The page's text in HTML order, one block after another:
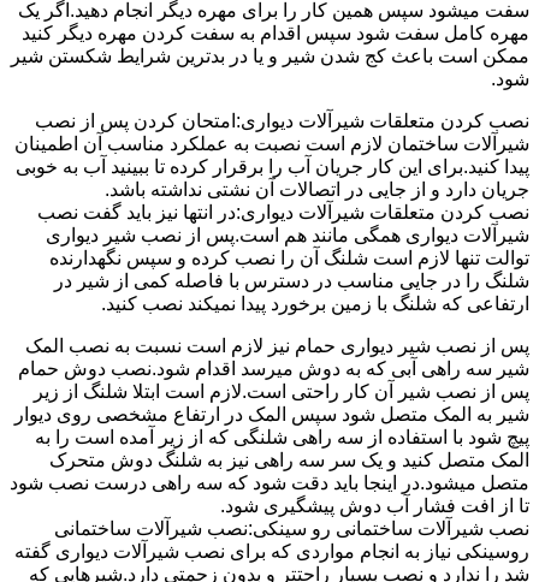
سفت میشود سپس همین کار را برای مهره دیگر انجام دهید.اگر یک
مهره کامل سفت شود سپس اقدام به سفت کردن مهره دیگر کنید
ممکن است باعث کج شدن شیر و یا در بدترین شرایط شکستن شیر
شود.
نصب کردن متعلقات شیرآلات دیواری:امتحان کردن پس از نصب
شیرآلات ساختمان لازم است نصبت به عملکرد مناسب آن اطمینان
پیدا کنید.برای این کار جریان آب را برقرار کرده تا ببینید آب به خوبی
جریان دارد و از جایی در اتصالات آن نشتی نداشته باشد.
نصب کردن متعلقات شیرآلات دیواری:در انتها نیز باید گفت نصب
شیرآلات دیواری همگی مانند هم است.پس از نصب شیر دیواری
توالت تنها لازم است شلنگ آن را نصب کرده و سپس نگهدارنده
شلنگ را در جایی مناسب در دسترس با فاصله کمی از شیر در
ارتفاعی که شلنگ با زمین برخورد پیدا نمیکند نصب کنید.
پس از نصب شیر دیواری حمام نیز لازم است نسبت به نصب المک
شیر سه راهی آبی که به دوش میرسد اقدام شود.نصب دوش حمام
پس از نصب شیر آن کار راحتی است.لازم است ابتلا شلنگ از زیر
شیر به المک متصل شود سپس المک در ارتفاع مشخصی روی دیوار
پیچ شود با استفاده از سه راهی شلنگی که از زیر آمده است را به
المک متصل کنید و یک سر سه راهی نیز به شلنگ دوش متحرک
متصل میشود.در اینجا باید دقت شود که سه راهی درست نصب شود
تا از افت فشار آب دوش پیشگیری شود.
نصب شیرآلات ساختمانی رو سینکی:نصب شیرآلات ساختمانی
روسینکی نیاز به انجام مواردی که برای نصب شیرآلات دیواری گفته
شد را ندارد و نصب بسیار راحتتر و بدون زحمتی دارد.شیرهایی که